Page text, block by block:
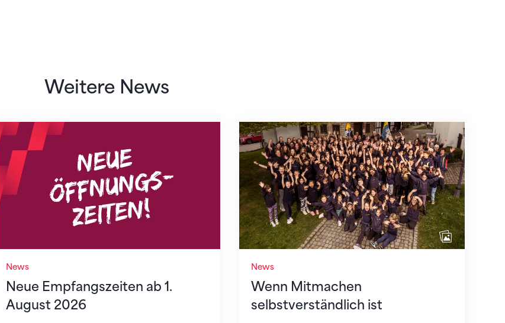
Weitere News
News
Neue Empfangszeiten ab 1.
August 2026
Neue Empfangszeiten ab 1. August 2026
News
Wenn Mitmachen
selbstverständlich ist
Wenn Mitmachen selbstverständlich ist